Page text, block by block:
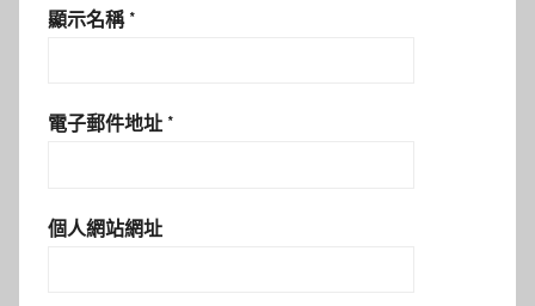
顯示名稱 *
電子郵件地址 *
個人網站網址